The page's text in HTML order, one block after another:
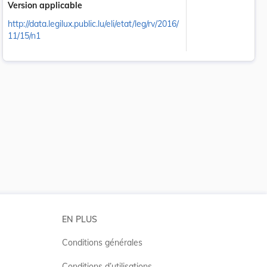
Version applicable
http://data.legilux.public.lu/eli/etat/leg/rv/2016/
11/15/n1
EN PLUS
Conditions générales